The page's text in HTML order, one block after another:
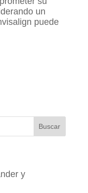
un
puede
Buscar
y